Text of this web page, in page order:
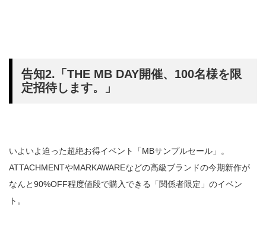
告知2.「THE MB DAY開催、100名様を限
定招待します。」
いよいよ迫った超絶お得イベント「MBサンプルセール」。
ATTACHMENTやMARKAWAREなどの高級ブランドの今期新作が
なんと90%OFF程度値段で購入できる「関係者限定」のイベン
ト。